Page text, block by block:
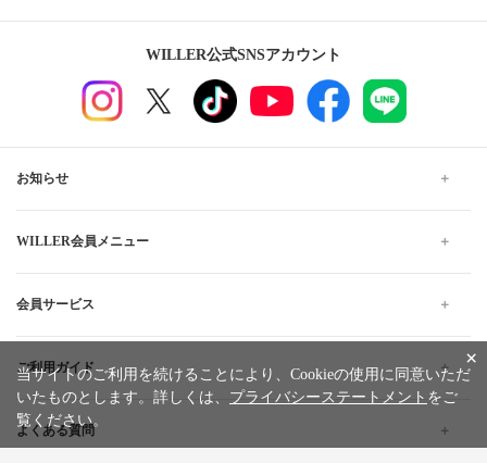
WILLER公式SNSアカウント
お知らせ
WILLER会員メニュー
会員サービス
ご利用ガイド
よくある質問
×
当サイトのご利用を続けることにより、Cookieの使用に同意いただ
いたものとします。詳しくは、 プライバシーステートメント をご
覧ください。